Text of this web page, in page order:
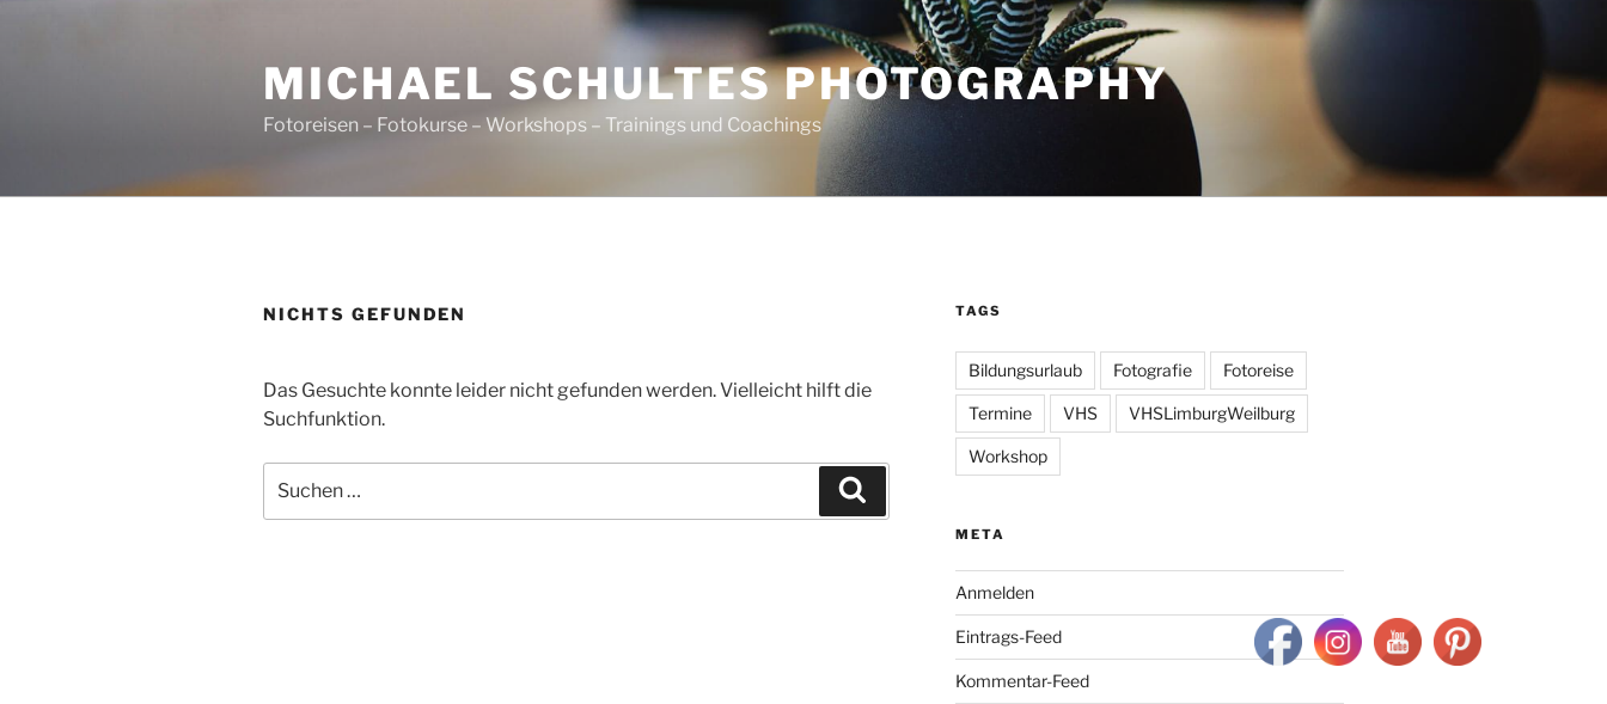
MICHAEL SCHULTES PHOTOGRAPHY
Fotoreisen – Fotokurse – Workshops – Trainings und Coachings
NICHTS GEFUNDEN
Das Gesuchte konnte leider nicht gefunden werden. Vielleicht hilft die
Suchfunktion.
nach:
TAGS
Bildungsurlaub Fotografie Fotoreise
Termine VHS VHSLimburgWeilburg
Workshop
META
Anmelden
Eintrags-Feed
Kommentar-Feed